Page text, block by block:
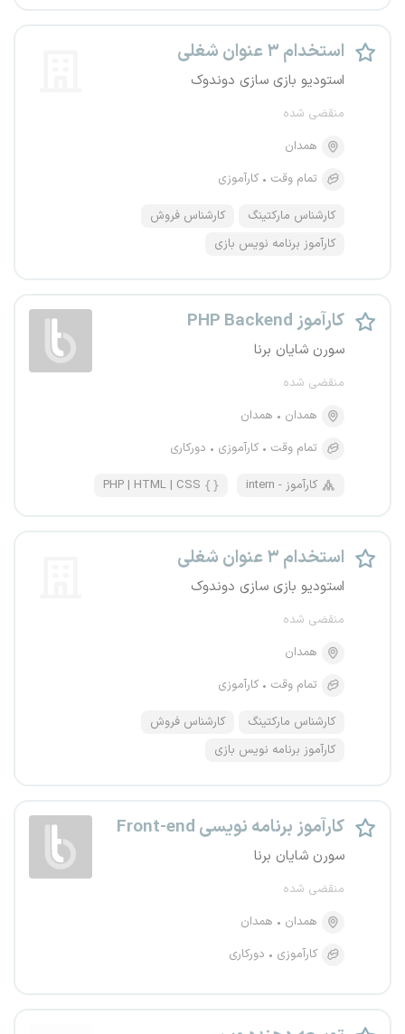
استخدام ۳ عنوان شغلی
استودیو بازی سازی دوندوک
منقضی شده
همدان
تمام وقت
کارآموزی
کارشناس مارکتینگ
کارشناس فروش
کارآموز برنامه نویس بازی
کارآموز PHP Backend
سورن شایان برنا
منقضی شده
همدان
همدان
تمام وقت
کارآموزی دورکاری
intern - کارآموز PHP | HTML | CSS
استخدام ۳ عنوان شغلی
استودیو بازی سازی دوندوک
منقضی شده
همدان
تمام وقت
کارآموزی
کارشناس مارکتینگ
کارشناس فروش
کارآموز برنامه نویس بازی
کارآموز برنامه نویسی Front-end
سورن شایان برنا
منقضی شده
همدان
همدان
کارآموزی
دورکاری